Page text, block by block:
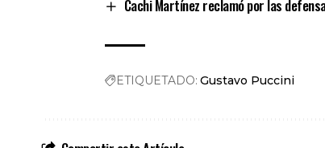
Cachi Martínez reclamó por las
ETIQUETADO: Gustavo Puccini